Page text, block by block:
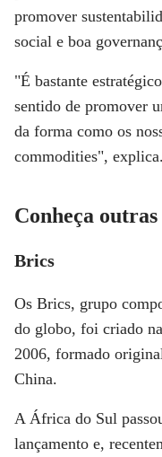
promover
social e boa
"É bastante
sentido de promover
da forma como os
commodities", explica.
Conheça
Brics
Os Brics, grupo
do globo, foi criado
2006, formado
China.
A África do Sul
lançamento e,